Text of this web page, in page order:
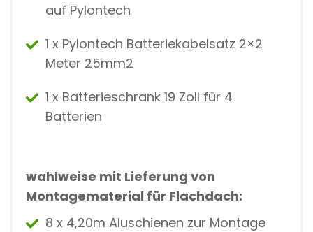
auf Pylontech
1 x Pylontech Batteriekabelsatz 2×2
Meter 25mm2
1 x Batterieschrank 19 Zoll für 4
Batterien
wahlweise mit Lieferung von
Montagematerial für Flachdach:
8 x 4,20m Aluschienen zur Montage